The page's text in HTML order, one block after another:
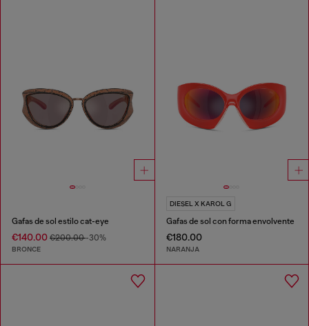
Gafas de sol estilo cat-eye
€140.00 €200.00-30%
BRONCE
DIESEL X KAROL G
Gafas de sol con forma envolvente
€180.00
NARANJA